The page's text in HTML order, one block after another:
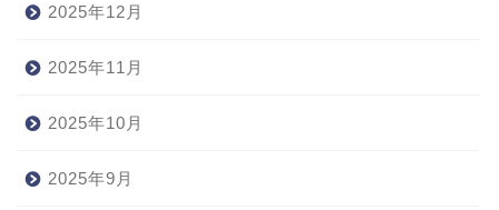
2025年12月
2025年11月
2025年10月
2025年9月